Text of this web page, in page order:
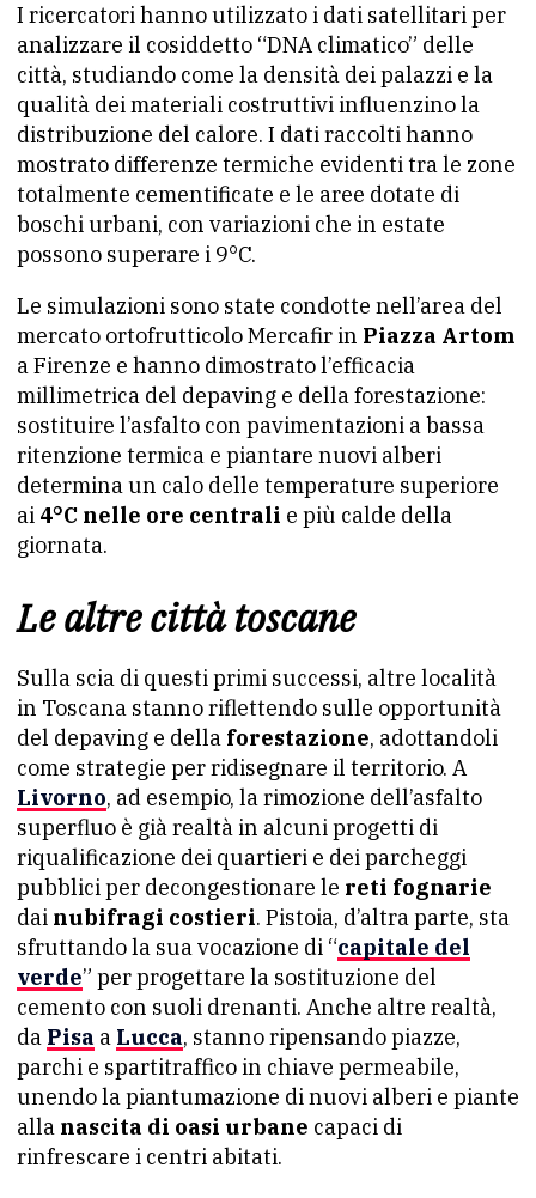
I ricercatori hanno utilizzato i dati satellitari per
analizzare il cosiddetto “DNA climatico” delle
città, studiando come la densità dei palazzi e la
qualità dei materiali costruttivi influenzino la
distribuzione del calore. I dati raccolti hanno
mostrato differenze termiche evidenti tra le zone
totalmente cementificate e le aree dotate di
boschi urbani, con variazioni che in estate
possono superare i 9°C.
Le simulazioni sono state condotte nell’area del
mercato ortofrutticolo Mercafir in Piazza Artom
a Firenze e hanno dimostrato l’efficacia
millimetrica del depaving e della forestazione:
sostituire l’asfalto con pavimentazioni a bassa
ritenzione termica e piantare nuovi alberi
determina un calo delle temperature superiore
ai 4°C nelle ore centrali e più calde della
giornata.
Le altre città toscane
Sulla scia di questi primi successi, altre località
in Toscana stanno riflettendo sulle opportunità
del depaving e della forestazione, adottandoli
come strategie per ridisegnare il territorio. A
Livorno, ad esempio, la rimozione dell’asfalto
superfluo è già realtà in alcuni progetti di
riqualificazione dei quartieri e dei parcheggi
pubblici per decongestionare le reti fognarie
dai nubifragi costieri. Pistoia, d’altra parte, sta
sfruttando la sua vocazione di “capitale del
verde” per progettare la sostituzione del
cemento con suoli drenanti. Anche altre realtà,
da Pisa a Lucca, stanno ripensando piazze,
parchi e spartitraffico in chiave permeabile,
unendo la piantumazione di nuovi alberi e piante
alla nascita di oasi urbane capaci di
rinfrescare i centri abitati.